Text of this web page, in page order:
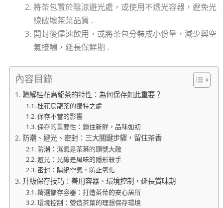
將茶包置於陰涼避光處，或使用不透光容器，避免光
線破壞茶葉品質 .
開封後儘速飲用，或將茶包分裝成小份量，減少與空
氣接觸，延長保鮮期 .
內容目錄
瞭解桂花烏龍茶的特性：為何保存如此重要？
桂花烏龍茶的獨特之處
保存不當的影響
保存的重要性：鎖住新鮮，品味如初
防潮、避光、密封：三大關鍵步驟，留住茶香
防潮：濕氣是茶葉的頭號大敵
避光：光線是風味的隱形殺手
密封：隔絕空氣，防止氧化
升級保存技巧：善用容器、環境控制，延長賞味期
精選儲存容器：打造茶葉的安心居所
環境控制：營造茶葉的理想保存環境